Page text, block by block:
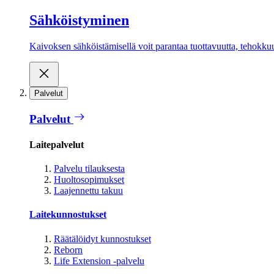
Sähköistyminen
Kaivoksen sähköistämisellä voit parantaa tuottavuutta,
Palvelut
Palvelut
Laitepalvelut
Palvelu tilauksesta
Huoltosopimukset
Laajennettu takuu
Laitekunnostukset
Räätälöidyt kunnostukset
Reborn
Life Extension -palvelu